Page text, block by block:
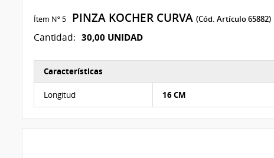
Ítem Nº 5PINZA KOCHER CURVA (Cód. Artículo 65882)
Cantidad: 30,00 UNIDAD
Características
Longitud 16 CM